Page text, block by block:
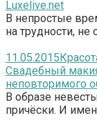
Luxelive.net
В непростые
на трудности, не
11.05.2015
Свадебный
неповторимого
В образе
причёски. И